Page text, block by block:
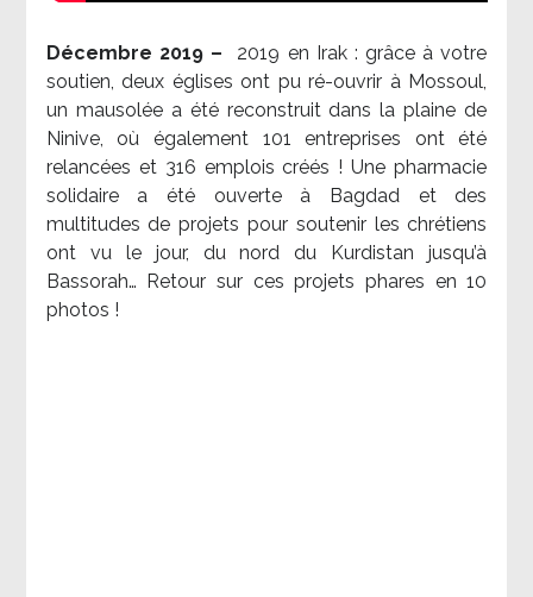
Décembre 2019 – 2019 en Irak : grâce à votre
soutien, deux églises ont pu ré-ouvrir à Mossoul,
un mausolée a été reconstruit dans la plaine de
Ninive, où également 101 entreprises ont été
relancées et 316 emplois créés ! Une pharmacie
solidaire a été ouverte à Bagdad et des
multitudes de projets pour soutenir les chrétiens
ont vu le jour, du nord du Kurdistan jusqu’à
Bassorah… Retour sur ces projets phares en 10
photos !